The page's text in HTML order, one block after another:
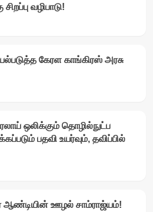
வழிபாடு!
கேரள காங்கிரஸ் அரசு
ஒலிக்கும் தொழில்நுட்ப
பதவி உயர்வும், தவிப்பில்
ஆண்டியின் ஊழல் சாம்ராஜ்யம்!